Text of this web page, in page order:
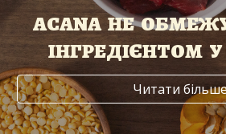
ACANA НЕ
ІНГРЕДІЄНТОМ
Читати